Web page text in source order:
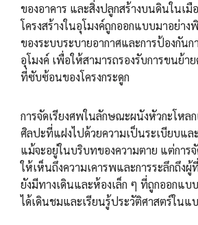
ของอาคาร และสิ่งปลูกสร้างบนดินในเมื
โครงสร้างในอุโมงค์ถูกออกแบบมาอย่าง
ของระบบระบายอากาศและการป้องกัน
อุโมงค์ เพื่อให้สามารถรองรับการขนย้า
ที่ซับซ้อนของโครงกระดูก
การจัดเรียงศพในลักษณะผนังหัวกะโหล
ศิลปะที่แฝงไปด้วยความเป็นระเบียบแล
แม้จะอยู่ในบริบทของความตาย แต่การ
ให้เห็นถึงความเคารพและการระลึกถึงผู้
ยังมีทางเดินและห้องเล็ก ๆ ที่ถูกออกแบ
ได้เดินชมและเรียนรู้ประวัติศาสตร์ใน